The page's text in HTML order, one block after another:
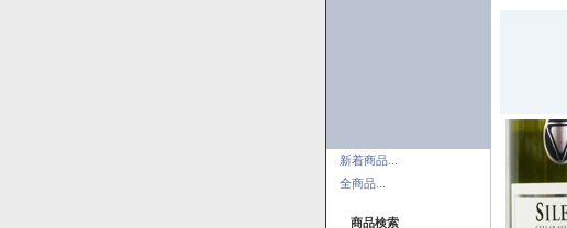
新着商品...
全商品...
商品検索